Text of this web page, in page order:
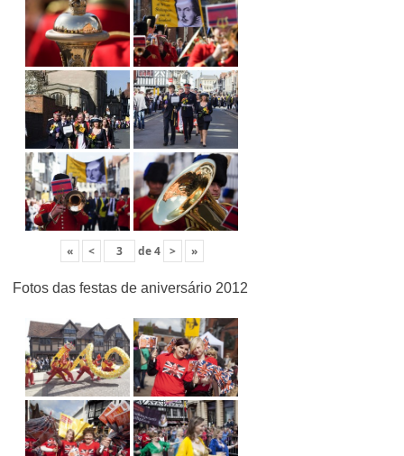
« < de4 > »
Fotos das festas de aniversário 2012